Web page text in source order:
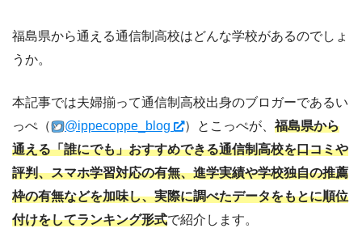
福島県から通える通信制高校はどんな学校があるのでしょ
うか。
本記事では夫婦揃って通信制高校出身のブロガーであるい
っぺ（
@ippecoppe_blog ）とこっぺが、 福島県から
通える「誰にでも」おすすめできる通信制高校を口コミや
評判、スマホ学習対応の有無、進学実績や学校独自の推薦
枠の有無などを加味し、実際に調べたデータをもとに順位
付けをしてランキング形式で紹介します。